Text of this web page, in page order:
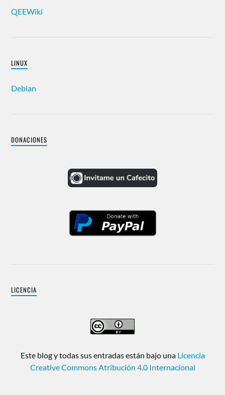
QEEWiki
LINUX
Debian
DONACIONES
LICENCIA
Este blog y todas sus entradas están bajo una Licencia
Creative Commons Atribución 4.0 Internacional